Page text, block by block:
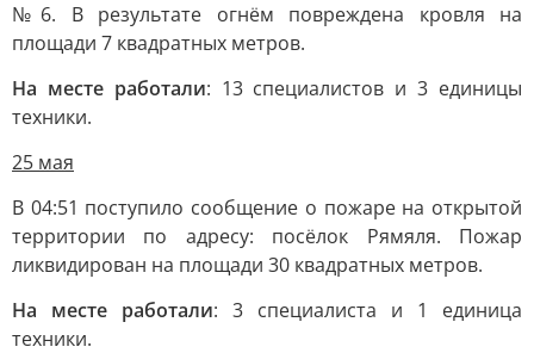
№6. В результате огнём повреждена кровля на
площади 7 квадратных метров.
На месте работали: 13 специалистов и 3 единицы
техники.
25 мая
В 04:51 поступило сообщение о пожаре на открытой
территории по адресу: посёлок Рямяля. Пожар
ликвидирован на площади 30 квадратных метров.
На месте работали: 3 специалиста и 1 единица
техники.